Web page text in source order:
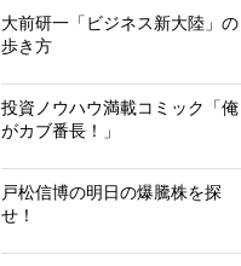
大前研一「ビジネス新大陸」の
歩き方
投資ノウハウ満載コミック「俺
がカブ番長！」
戸松信博の明日の爆騰株を探
せ！